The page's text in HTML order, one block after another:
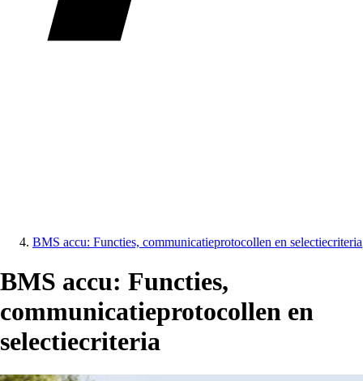
BMS accu: Functies, communicatieprotocollen en selectiecriteria
BMS accu: Functies,
communicatieprotocollen en
selectiecriteria